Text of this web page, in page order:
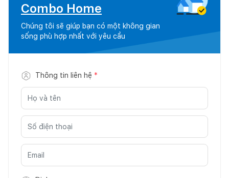
Combo Home
Chúng tôi sẽ giúp bạn có một không gian
sống phù hợp nhất với yêu cầu
Thông tin liên hệ *